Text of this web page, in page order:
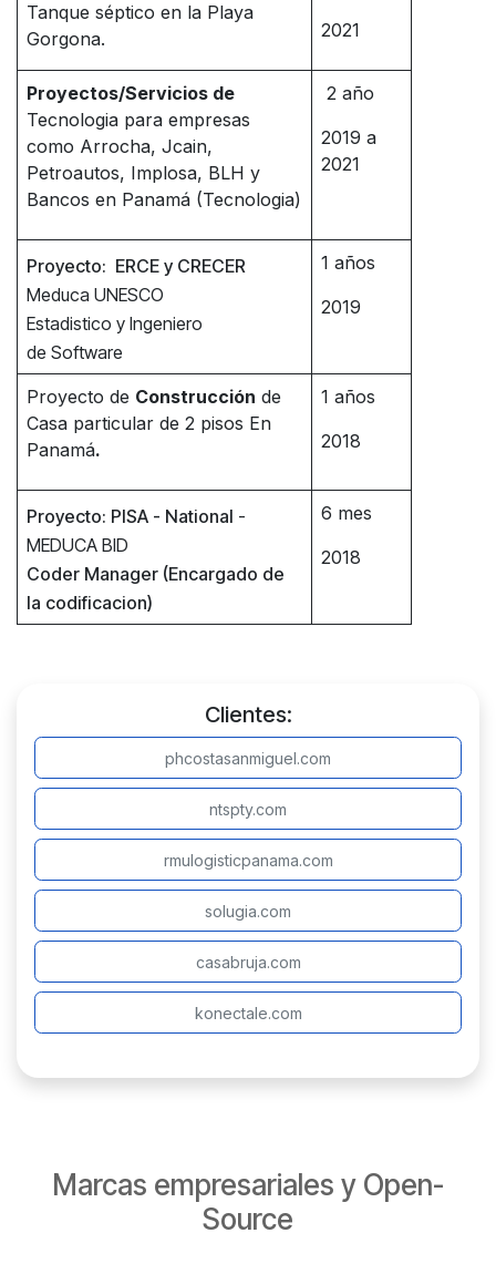
Tanque séptico en la Playa
Gorgona.
2021
Proyectos/Servicios de
Tecnologia para empresas
como Arrocha, Jcain,
Petroautos, Implosa, BLH y
Bancos en Panamá (Tecnologia)
2 año
2019 a
2021
Proyecto: ERCE y CRECER
Meduca UNESCO
Estadistico y Ingeniero
de Software
1 años
2019
Proyecto de Construcción de
Casa particular de 2 pisos En
Panamá.
1 años
2018
Proyecto: PISA - National -
MEDUCA BID
Coder Manager (Encargado de
la codificacion)
6 mes
2018
Clientes:
phcostasanmiguel.com
ntspty.com
rmulogisticpanama.co​​m
solugia.com​​
casabruja.com
konectale.com​​
Marcas empresariales y Open-
Source